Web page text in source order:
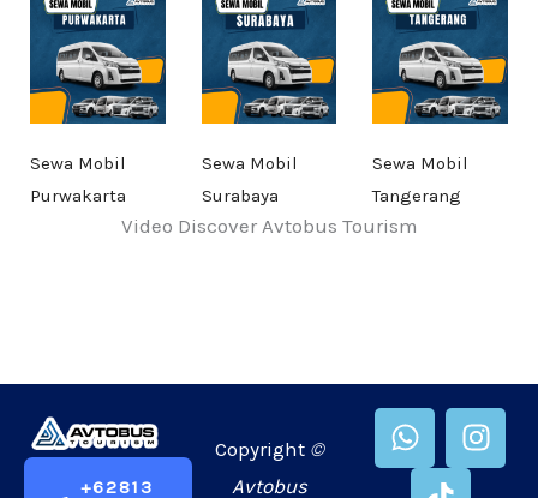
Sewa Mobil
Purwakarta
Sewa Mobil
Surabaya
Sewa Mobil
Tangerang
Video Discover Avtobus Tourism
+62813
Copyright ©
Avtobus
W
h
a
I
n
T
k